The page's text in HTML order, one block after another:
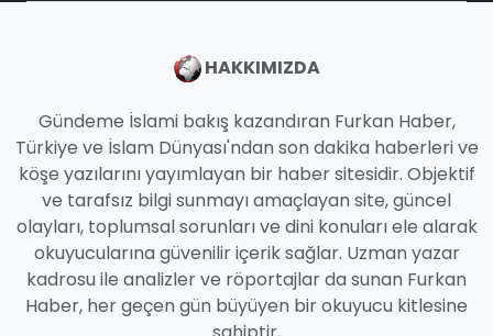
HAKKIMIZDA
Gündeme İslami bakış kazandıran Furkan Haber,
Türkiye ve İslam Dünyası'ndan son dakika haberleri ve
köşe yazılarını yayımlayan bir haber sitesidir. Objektif
ve tarafsız bilgi sunmayı amaçlayan site, güncel
olayları, toplumsal sorunları ve dini konuları ele alarak
okuyucularına güvenilir içerik sağlar. Uzman yazar
kadrosu ile analizler ve röportajlar da sunan Furkan
Haber, her geçen gün büyüyen bir okuyucu kitlesine